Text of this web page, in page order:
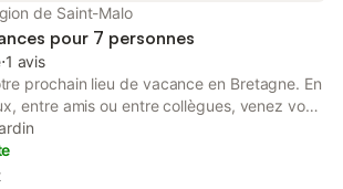
de Saint-Malo
pour 7 personnes
⋅1 avis
prochain lieu de vacance en Bretagne. En
entre amis ou entre collègues, venez vous
! Vous pourrez profitez d'une grande
grand salon avec une télévision, une salle
douche et une baignoire, un wc,